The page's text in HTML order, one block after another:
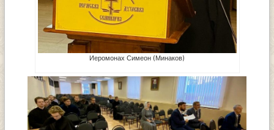
Иеромонах Симеон (Минаков)